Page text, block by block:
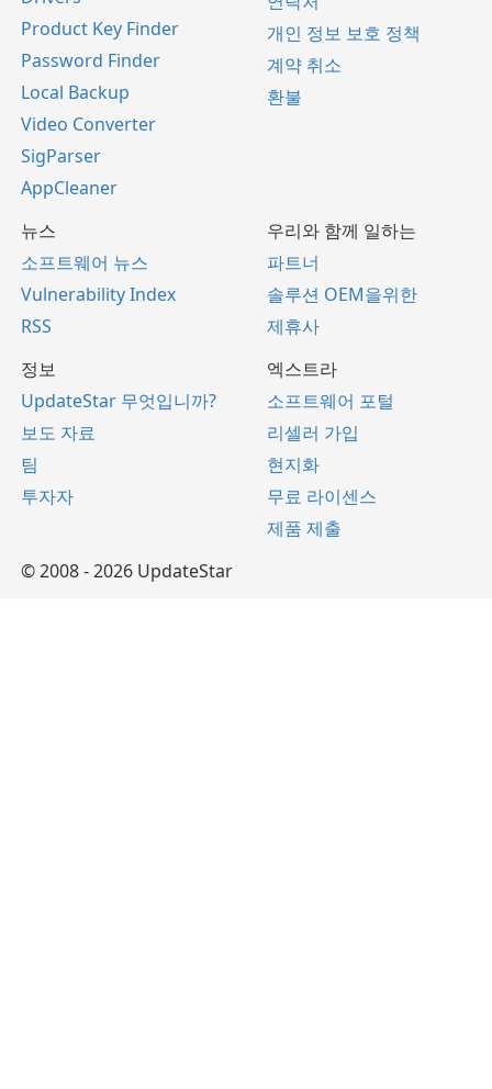
Product Key Finder
Password Finder
Local Backup
Video Converter
SigParser
AppCleaner
개인 정보 보호 정책
계약 취소
환불
뉴스
소프트웨어 뉴스
Vulnerability Index
RSS
우리와 함께 일하는
파트너
솔루션 OEM을위한
제휴사
정보
UpdateStar 무엇입니까?
보도 자료
팀
투자자
엑스트라
소프트웨어 포털
리셀러 가입
현지화
무료 라이센스
제품 제출
© 2008 - 2026 UpdateStar